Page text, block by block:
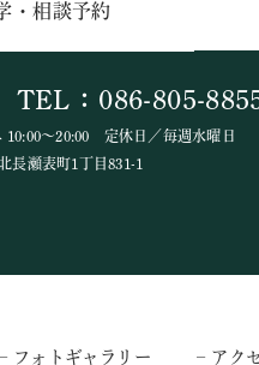
・相談予約
TEL：086-805-
～20:00 定休日／毎週水曜日
長瀬表町1丁目831-1
– フォトギャラリー – アク